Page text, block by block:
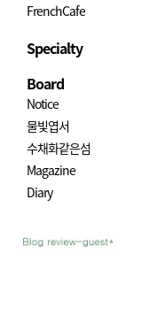
FrenchCafe
Specialty
Board
Notice
물빛엽서
수채화같은섬
Magazine
Diary